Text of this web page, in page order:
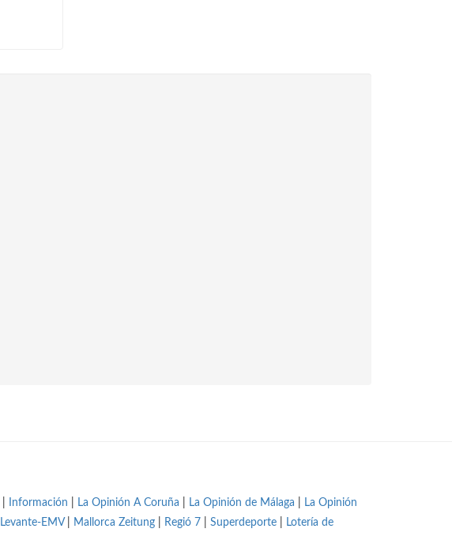
Información La Opinión A Coruña La Opinión de Málaga
La Opinión
Levante-EMV| Mallorca Zeitung Regió 7 Superdeporte
Lotería de